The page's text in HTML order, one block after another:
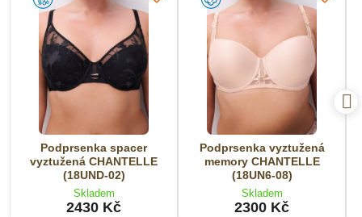
Podprsenka spacer
vyztužená CHANTELLE
(18UND-02)
Skladem
2430 Kč
Podprsenka vyztužená
memory CHANTELLE
(18UN6-08)
Skladem
2300 Kč